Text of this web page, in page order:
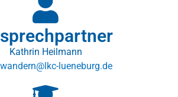
Kathrin Heilmann
lueneburg.de